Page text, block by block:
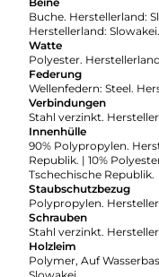
Buche. Herstellerland:
Herstellerland: Slowakei.
Watte
Polyester.
Federung
Wellenfedern: Steel.
Verbindungen
Stahl verzinkt.
Innenhülle
90% Polypropylen.
Republik. | 10%
Tschechische Republik.
Staubschutzbezug
Polypropylen.
Schrauben
Stahl verzinkt.
Holzleim
Polymer, Auf